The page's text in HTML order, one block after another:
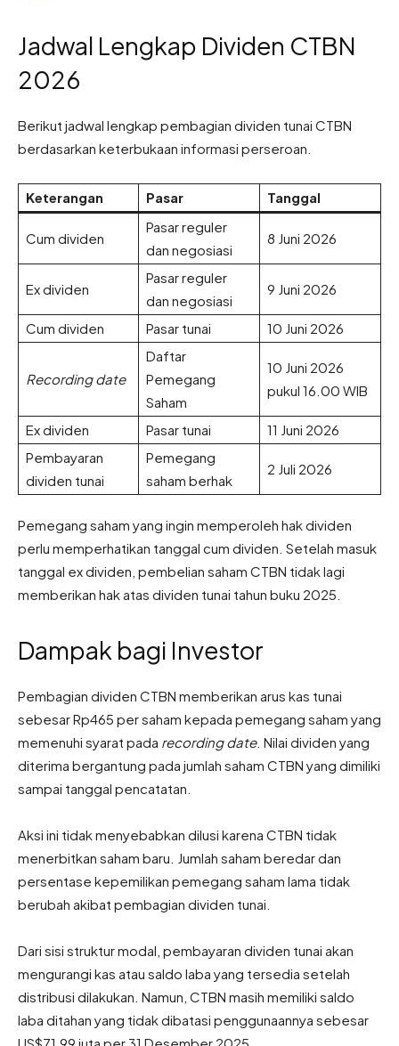
Jadwal Lengkap Dividen CTBN
2026
Berikut jadwal lengkap pembagian dividen tunai CTBN
berdasarkan keterbukaan informasi perseroan.
Keterangan Pasar Tanggal
Cum dividen
Pasar reguler
dan negosiasi
8 Juni 2026
Ex dividen
Pasar reguler
dan negosiasi
9 Juni 2026
Cum dividen Pasar tunai 10 Juni 2026
Recording date
Daftar
Pemegang
Saham
10 Juni 2026
pukul 16.00 WIB
Ex dividen Pasar tunai
11 Juni 2026
Pembayaran
dividen tunai
Pemegang
saham berhak
2 Juli 2026
Pemegang saham yang ingin memperoleh hak dividen
perlu memperhatikan tanggal cum dividen. Setelah masuk
tanggal ex dividen, pembelian saham CTBN tidak lagi
memberikan hak atas dividen tunai tahun buku 2025.
Dampak bagi Investor
Pembagian dividen CTBN memberikan arus kas tunai
sebesar Rp465 per saham kepada pemegang saham yang
memenuhi syarat pada recording date. Nilai dividen yang
diterima bergantung pada jumlah saham CTBN yang dimiliki
sampai tanggal pencatatan.
Aksi ini tidak menyebabkan dilusi karena CTBN tidak
menerbitkan saham baru. Jumlah saham beredar dan
persentase kepemilikan pemegang saham lama tidak
berubah akibat pembagian dividen tunai.
Dari sisi struktur modal, pembayaran dividen tunai akan
mengurangi kas atau saldo laba yang tersedia setelah
distribusi dilakukan. Namun, CTBN masih memiliki saldo
laba ditahan yang tidak dibatasi penggunaannya sebesar